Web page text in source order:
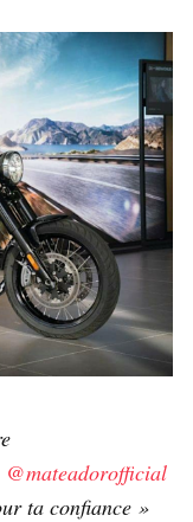
@mateadorofficial
ta confiance »